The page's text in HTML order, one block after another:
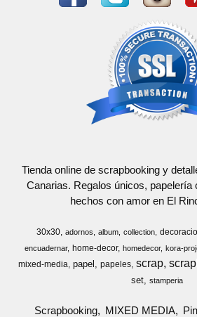
Tienda online de scrapbooking y
Canarias. Regalos únicos, papelería
hechos con amor en El
30x30 adornos album collection
encuadernar
home-decor homedecor kora-
mixed-media papel papeles scrap
set stamperia
Scrapbooking MIXED MEDIA